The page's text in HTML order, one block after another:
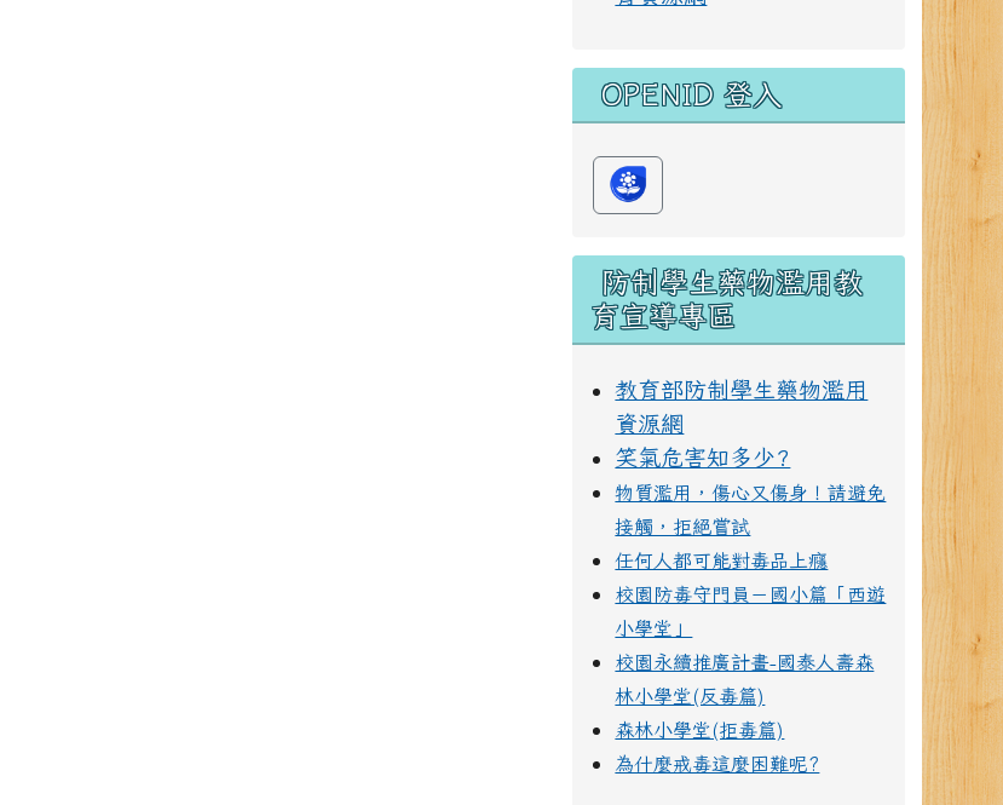
OPENID 登入
防制學生藥物濫用教
育宣導專區
教育部防制學生藥物濫用
資源網
笑氣危害知多少?
物質濫用，傷心又傷身！請避免
接觸，拒絕嘗試
任何人都可能對毒品上癮
校園防毒守門員－國小篇「西遊
小學堂」
校園永續推廣計畫-國泰人壽森
林小學堂(反毒篇)
森林小學堂(拒毒篇)
為什麼戒毒這麼困難呢?